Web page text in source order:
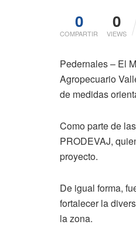
0
COMPARTIR
0
VIEWS
Pedernales – El
Agropecuario
de medidas
Como parte de
PRODEVAJ,
proyecto.
De igual forma,
fortalecer la
la zona.